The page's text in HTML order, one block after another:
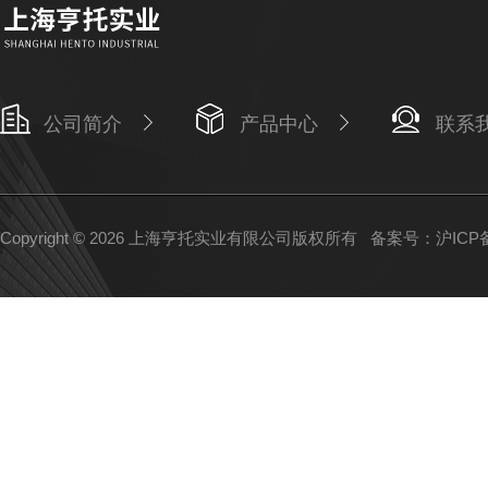
公司简介 产品中心 联系
Copyright © 2026 上海亨托实业有限公司版权所有 备案号：沪ICP